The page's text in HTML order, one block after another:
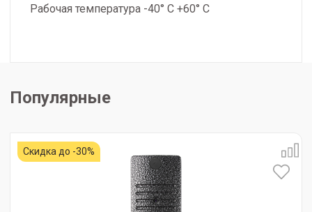
Рабочая температура -40° С +60° С
Популярные
Скидка до -30%